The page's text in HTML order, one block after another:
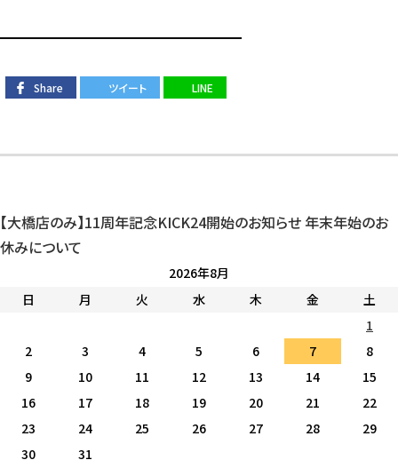
━━━━━━━━━━━━━━━━━
Share ツイート LINE
【大橋店のみ】11周年記念KICK24開始のお知らせ 年末年始のお
休みについて
2026年8月
日
月 火 水 木 金
土
1
2
3 4 5 6 7
8
9
10 11 12 13 14
15
16
17 18 19 20 21
22
23
24 25 26 27 28
29
30
31